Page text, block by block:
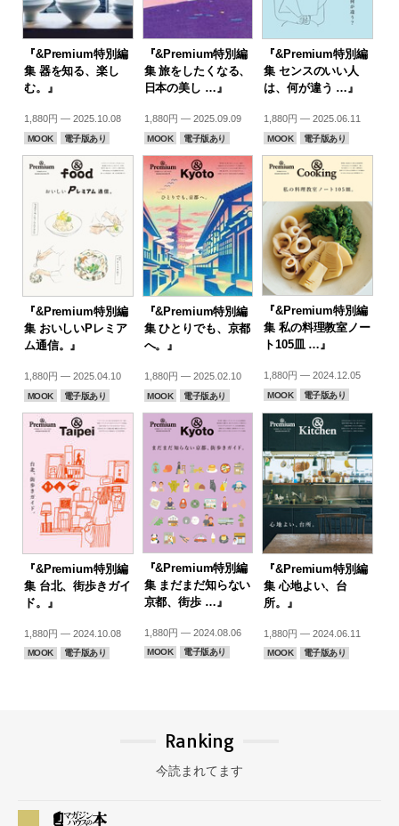
『&Premium特別編
集 器を知る、楽し
む。』
1,880円 — 2025.10.08
MOOK 電子版あり
『&Premium特別編
集 旅をしたくなる、
日本の美し …』
1,880円 — 2025.09.09
MOOK 電子版あり
『&Premium特別編
集 センスのいい人
は、何が違う …』
1,880円 — 2025.06.11
MOOK 電子版あり
『&Premium特別編
集 おいしいPレミア
ム通信。』
1,880円 — 2025.04.10
MOOK 電子版あり
『&Premium特別編
集 ひとりでも、京都
へ。』
1,880円 — 2025.02.10
MOOK 電子版あり
『&Premium特別編
集 私の料理教室ノー
ト105皿 …』
1,880円 — 2024.12.05
MOOK 電子版あり
『&Premium特別編
集 台北、街歩きガイ
ド。』
1,880円 — 2024.10.08
MOOK 電子版あり
『&Premium特別編
集 まだまだ知らない
京都、街歩 …』
1,880円 — 2024.08.06
MOOK 電子版あり
『&Premium特別編
集 心地よい、台
所。』
1,880円 — 2024.06.11
MOOK 電子版あり
Ranking
今読まれてます